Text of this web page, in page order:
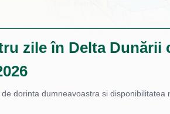
zile în Delta Dunării
de dorinta dumneavoastra si disponibilitatea